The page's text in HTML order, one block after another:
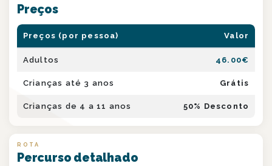
Preços
Preços (por pessoa) Valor
Adultos 46.00€
Crianças até 3 anos Grátis
Crianças de 4 a 11 anos 50% Desconto
ROTA
Percurso detalhado